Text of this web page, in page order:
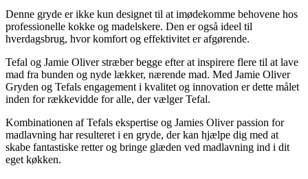
Denne gryde er ikke kun designet til at imødekomme behovene hos
professionelle kokke og madelskere. Den er også ideel til
hverdagsbrug, hvor komfort og effektivitet er afgørende.
Tefal og Jamie Oliver stræber begge efter at inspirere flere til at lave
mad fra bunden og nyde lækker, nærende mad. Med Jamie Oliver
Gryden og Tefals engagement i kvalitet og innovation er dette målet
inden for rækkevidde for alle, der vælger Tefal.
Kombinationen af Tefals ekspertise og Jamies Oliver passion for
madlavning har resulteret i en gryde, der kan hjælpe dig med at
skabe fantastiske retter og bringe glæden ved madlavning ind i dit
eget køkken.